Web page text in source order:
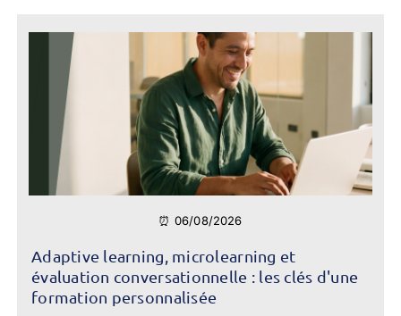
⏰ 06/08/2026
Adaptive learning, microlearning et
évaluation conversationnelle : les clés d'une
formation personnalisée